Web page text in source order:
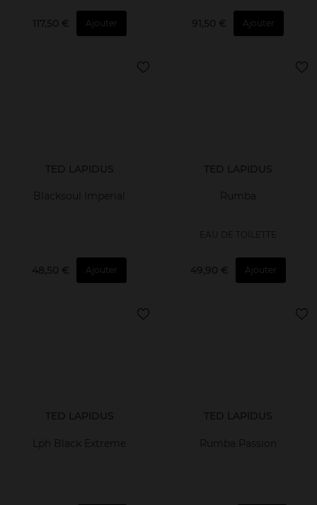
117,50 € Ajouter 91,50 € Ajouter
TED LAPIDUS
Blacksoul Imperial
48,50 € Ajouter
TED LAPIDUS
Rumba
EAU DE TOILETTE
49,90 € Ajouter
TED LAPIDUS
Lph Black Extreme
TED LAPIDUS
Rumba Passion